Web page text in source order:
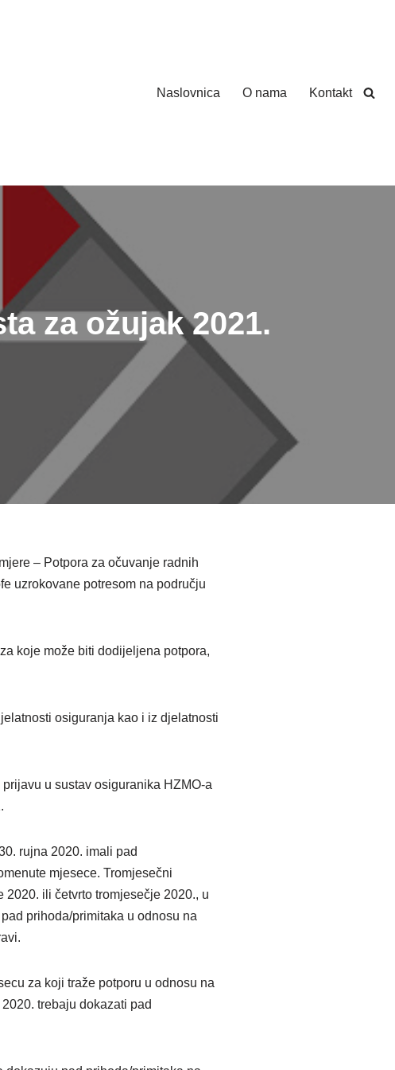
Naslovnica O nama Kontakt
za ožujak 2021.
– Potpora za očuvanje radnih
uzrokovane potresom na području
koje može biti dodijeljena potpora,
osiguranja kao i iz djelatnosti
u sustav osiguranika HZMO-a
rujna 2020. imali pad
mjesece. Tromjesečni
ili četvrto tromjesečje 2020., u
prihoda/primitaka u odnosu na
za koji traže potporu u odnosu na
trebaju dokazati pad